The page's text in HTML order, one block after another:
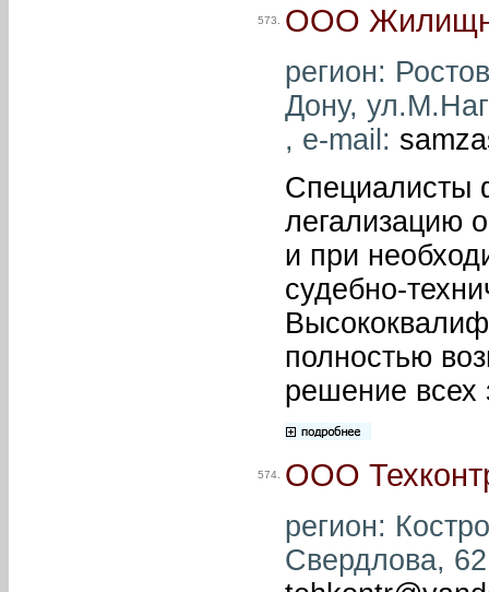
573. ООО
регион:
Дону,
, e-mail:
Специалисты
легализацию
и при
судебно-
полностью
решение всех
574. ООО
регион:
Свердлова,